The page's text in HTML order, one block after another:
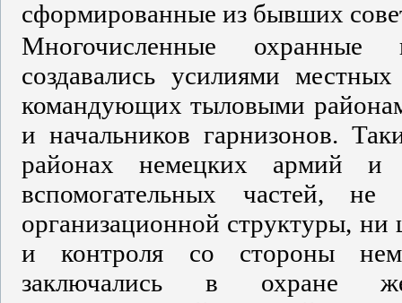
сформированные из бывших
Многочисленные охранные
создавались усилиями
командующих тыловыми
и начальников гарнизонов.
районах немецких армий и
вспомогательных частей,
организационной структуры,
и контроля со стороны
заключались в охране